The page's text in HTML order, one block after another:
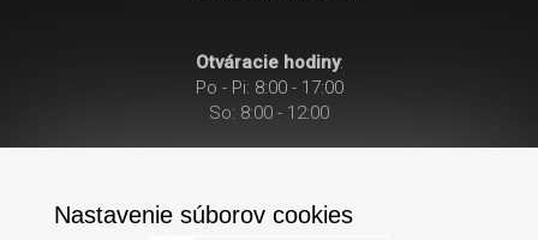
Otváracie hodiny:
Po - Pi: 8:00 - 17:00
So: 8:00 - 12:00
Nastavenie súborov cookies